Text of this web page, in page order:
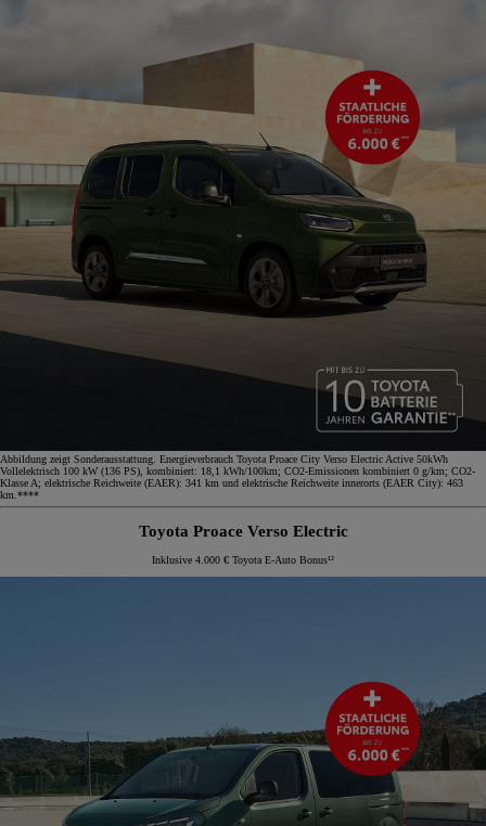
Abbildung zeigt Sonderausstattung. Energieverbrauch Toyota Proace City Verso Electric Active 50kWh
Vollelektrisch 100 kW (136 PS), kombiniert: 18,1 kWh/100km; CO2-Emissionen kombiniert 0 g/km; CO2-
Klasse A; elektrische Reichweite (EAER): 341 km und elektrische Reichweite innerorts (EAER City): 463
km.****
Toyota Proace Verso Electric
Inklusive 4.000 € Toyota E-Auto Bonus¹²